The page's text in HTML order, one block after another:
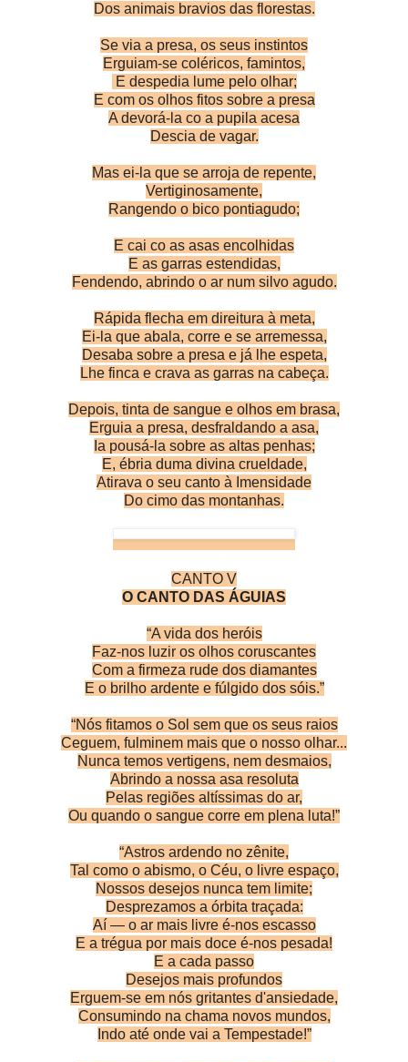
Dos animais bravios das florestas.
Se via a presa, os seus instintos
Erguiam-se coléricos, famintos,
E despedia lume pelo olhar;
E com os olhos fitos sobre a presa
A devorá-la co a pupila acesa
Descia de vagar.
Mas ei-la que se arroja de repente,
Vertiginosamente,
Rangendo o bico pontiagudo;
E cai co as asas encolhidas
E as garras estendidas,
Fendendo, abrindo o ar num silvo agudo.
Rápida flecha em direitura à meta,
Ei-la que abala, corre e se arremessa,
Desaba sobre a presa e já lhe espeta,
Lhe finca e crava as garras na cabeça.
Depois, tinta de sangue e olhos em brasa,
Erguia a presa, desfraldando a asa,
Ia pousá-la sobre as altas penhas;
E, ébria duma divina crueldade,
Atirava o seu canto à Imensidade
Do cimo das montanhas.
CANTO V
O CANTO DAS ÁGUIAS
“A vida dos heróis
Faz-nos luzir os olhos coruscantes
Com a firmeza rude dos diamantes
E o brilho ardente e fúlgido dos sóis.”
“Nós fitamos o Sol sem que os seus raios
Ceguem, fulminem mais que o nosso olhar...
Nunca temos vertigens, nem desmaios,
Abrindo a nossa asa resoluta
Pelas regiões altíssimas do ar,
Ou quando o sangue corre em plena luta!”
“Astros ardendo no zênite,
Tal como o abismo, o Céu, o livre espaço,
Nossos desejos nunca tem limite;
Desprezamos a órbita traçada:
Aí — o ar mais livre é-nos escasso
E a trégua por mais doce é-nos pesada!
E a cada passo
Desejos mais profundos
Erguem-se em nós gritantes d'ansiedade,
Consumindo na chama novos mundos,
Indo até onde vai a Tempestade!”